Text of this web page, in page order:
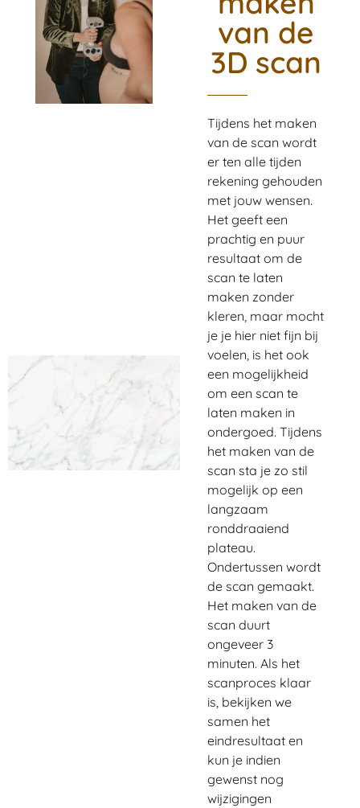
van de
3D scan
Tijdens het maken
van de scan wordt
er ten alle tijden
rekening gehouden
met jouw wensen.
Het geeft een
prachtig en puur
resultaat om de
scan te laten
maken zonder
kleren, maar mocht
je je hier niet fijn bij
voelen, is het ook
een mogelijkheid
om een scan te
laten maken in
ondergoed. Tijdens
het maken van de
scan sta je zo stil
mogelijk op een
langzaam
ronddraaiend
plateau.
Ondertussen wordt
de scan gemaakt.
Het maken van de
scan duurt
ongeveer 3
minuten. Als het
scanproces klaar
is, bekijken we
samen het
eindresultaat en
kun je indien
gewenst nog
wijzigingen